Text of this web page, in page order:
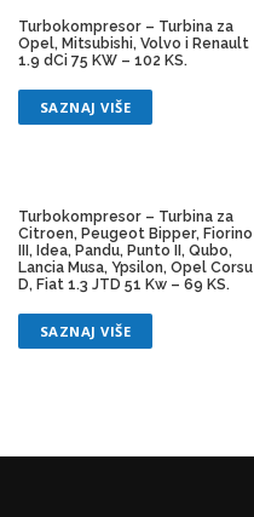
Turbokompresor – Turbina za
Opel, Mitsubishi, Volvo i Renault
1.9 dCi 75 KW – 102 KS.
SAZNAJ VIŠE
Turbokompresor – Turbina za
Citroen, Peugeot Bipper, Fiorino
III, Idea, Pandu, Punto II, Qubo,
Lancia Musa, Ypsilon, Opel Corsu
D, Fiat 1.3 JTD 51 Kw – 69 KS.
SAZNAJ VIŠE